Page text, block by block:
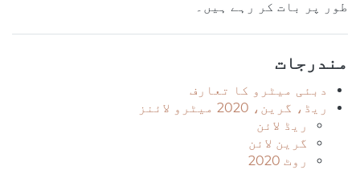
طور پر بات کر رہے ہیں۔
مندرجات
دبئی میٹرو کا تعارف
ریڈ، گرین، 2020 میٹرو لائنز
ریڈ لائن
گرین لائن
روٹ 2020